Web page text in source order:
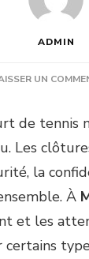
ADMIN
UN
de tennis
Les
la
À
et les
certains